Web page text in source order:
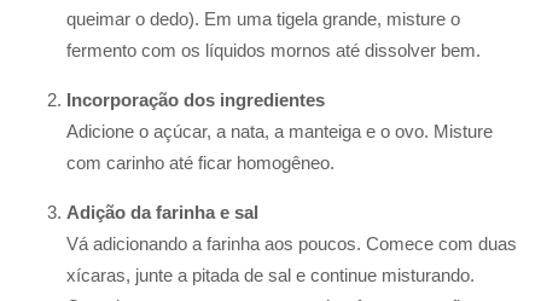
queimar o dedo). Em uma tigela grande, misture o
fermento com os líquidos mornos até dissolver bem.
Incorporação dos ingredientes
Adicione o açúcar, a nata, a manteiga e o ovo. Misture
com carinho até ficar homogêneo.
Adição da farinha e sal
Vá adicionando a farinha aos poucos. Comece com duas
xícaras, junte a pitada de sal e continue misturando.